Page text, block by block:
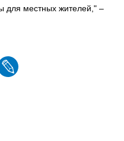
для местных жителей," –